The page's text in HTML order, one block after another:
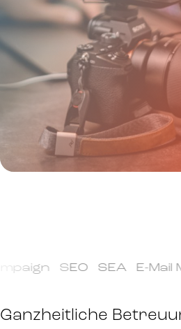
SEO SEA E-Mail
Ganzheitliche